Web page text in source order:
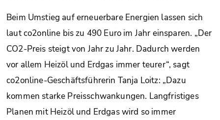
Beim Umstieg auf erneuerbare Energien lassen sich
laut co2online bis zu 490 Euro im Jahr einsparen. „Der
CO2-Preis steigt von Jahr zu Jahr. Dadurch werden
vor allem Heizöl und Erdgas immer teurer“, sagt
co2online-Geschäftsführerin Tanja Loitz: „Dazu
kommen starke Preisschwankungen. Langfristiges
Planen mit Heizöl und Erdgas wird so immer